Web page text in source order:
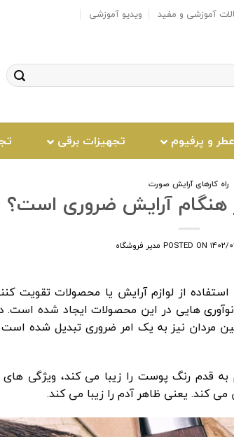
آموزشی و مفید ویدیو آموزشی
عطر و پرفیوم تجهیزات برقی
راه کارهای آرایش صورت
هنگام آرایش ضروری است؟
POSTED ON ۰۶/۳۰ مدیر فروشگاه
از لوازم آرایش یا محصولات تقویت
هایی در این محصولات ایجاد شده است.
بین مردان نیز به یک امر ضروری تبدیل شده
قدم رنگ پوست را زیبا می کند، ویژگی
کند. یعنی ظاهر آدم را زیبا می کند.